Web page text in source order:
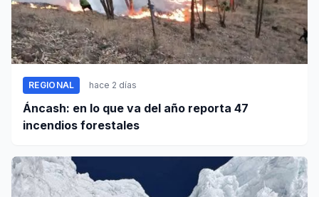
REGIONAL hace 2 días
Áncash: en lo que va del año reporta 47
incendios forestales